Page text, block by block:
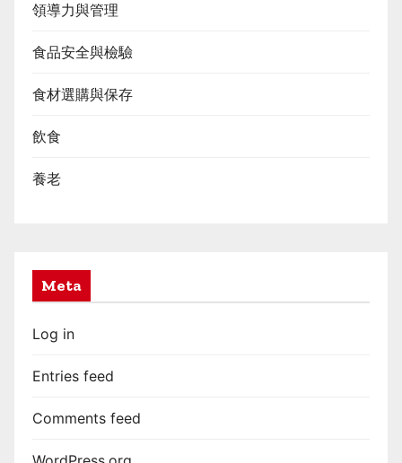
領導力與管理
食品安全與檢驗
食材選購與保存
飲食
養老
Meta
Log in
Entries feed
Comments feed